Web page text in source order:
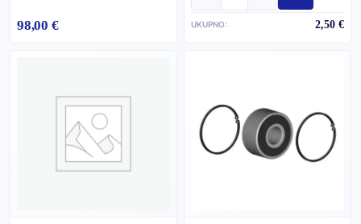
98,00 € UKUPNO: 2,50 €